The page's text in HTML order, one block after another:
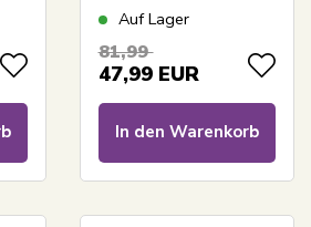
Decke mit weichen,
Kühle Fiberdecke -
Auf Lager
81,99
47,99 EUR
In den Warenkorb